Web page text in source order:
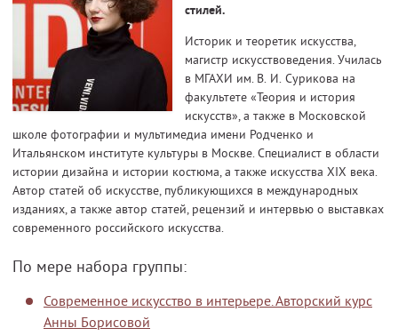
стилей.
Историк и теоретик искусства,
магистр искусствоведения. Училась
в МГАХИ им. В. И. Сурикова на
факультете «Теория и история
искусств», а также в Московской
школе фотографии и мультимедиа имени Родченко и
Итальянском институте культуры в Москве. Специалист в области
истории дизайна и истории костюма, а также искусства XIX века.
Автор статей об искусстве, публикующихся в международных
изданиях, а также автор статей, рецензий и интервью о выставках
современного российского искусства.
По мере набора группы:
Современное искусство в интерьере. Авторский курс
Анны Борисовой